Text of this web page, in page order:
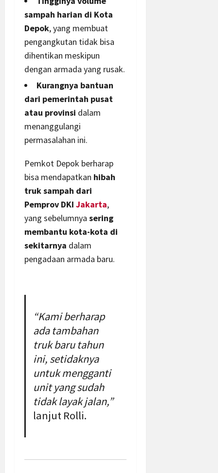
sampah harian di Kota
Depok, yang membuat
pengangkutan tidak bisa
dihentikan meskipun
dengan armada yang rusak.
Kurangnya bantuan
dari pemerintah pusat
atau provinsi dalam
menanggulangi
permasalahan ini.
Pemkot Depok berharap
bisa mendapatkan hibah
truk sampah dari
Pemprov DKI Jakarta,
yang sebelumnya sering
membantu kota-kota di
sekitarnya dalam
pengadaan armada baru.
“Kami berharap
ada tambahan
truk baru tahun
ini, setidaknya
untuk mengganti
unit yang sudah
tidak layak jalan,”
lanjut Rolli.